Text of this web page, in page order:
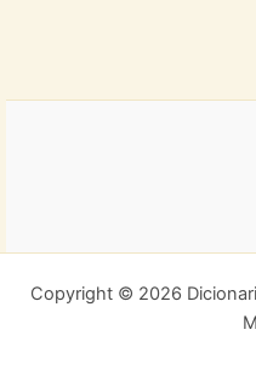
Copyright © 2026